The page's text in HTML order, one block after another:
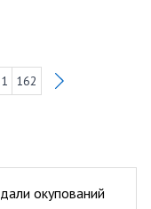
162
окупований